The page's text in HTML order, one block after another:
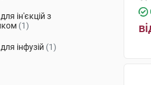
ін'єкцій з
(1)
інфузій (1)